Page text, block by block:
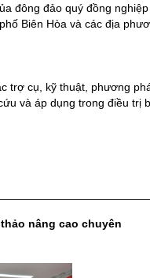
đông đảo quý đồng
Biên Hòa và các địa
trợ cụ, kỹ thuật, phương
và áp dụng trong điều trị
nâng cao chuyên